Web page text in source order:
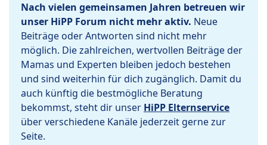
Nach vielen gemeinsamen Jahren betreuen wir
unser HiPP Forum nicht mehr aktiv. Neue
Beiträge oder Antworten sind nicht mehr
möglich. Die zahlreichen, wertvollen Beiträge der
Mamas und Experten bleiben jedoch bestehen
und sind weiterhin für dich zugänglich. Damit du
auch künftig die bestmögliche Beratung
bekommst, steht dir unser HiPP Elternservice
über verschiedene Kanäle jederzeit gerne zur
Seite.